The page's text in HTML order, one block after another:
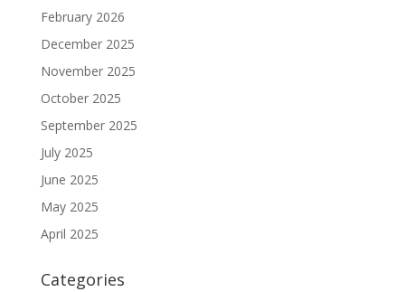
February 2026
December 2025
November 2025
October 2025
September 2025
July 2025
June 2025
May 2025
April 2025
Categories